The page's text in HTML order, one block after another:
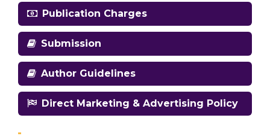
Publication Charges
Submission
Author Guidelines
Direct Marketing & Advertising Policy